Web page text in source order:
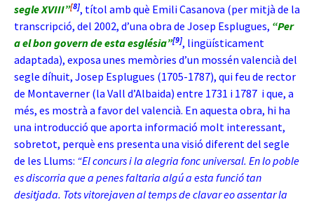
segle XVIII”[8], títol amb què Emili Casanova (per mitjà de la
transcripció, del 2002, d’una obra de Josep Esplugues, “Per
a el bon govern de esta església”[9], lingüísticament
adaptada), exposa unes memòries d’un mossén valencià del
segle díhuit, Josep Esplugues (1705-1787), qui feu de rector
de Montaverner (la Vall d’Albaida) entre 1731 i 1787 i que, a
més, es mostrà a favor del valencià. En aquesta obra, hi ha
una introducció que aporta informació molt interessant,
sobretot, perquè ens presenta una visió diferent del segle
de les Llums: “El concurs i la alegria fonc universal. En lo poble
es discorria que a penes faltaria algú a esta funció tan
desitjada. Tots vitorejaven al temps de clavar eo assentar la